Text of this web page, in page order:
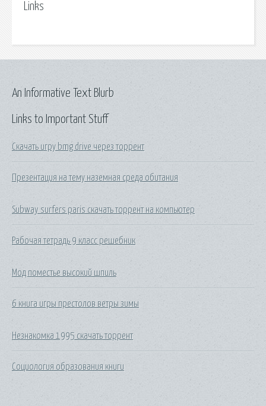
Links
Links to Important Stuff
Скачать игру bmg drive через торрент
Презентация на тему наземная среда обитания
Subway surfers paris скачать торрент на компьютер
Рабочая тетрадь 9 класс решебник
Мод поместье высокий шпиль
6 книга игры престолов ветры зимы
Незнакомка 1995 скачать торрент
Социология образования книги
An Informative Text Blurb